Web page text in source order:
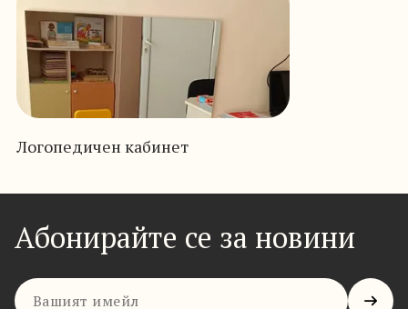
Логопедичен кабинет
Абонирайте се за новини
Имейл